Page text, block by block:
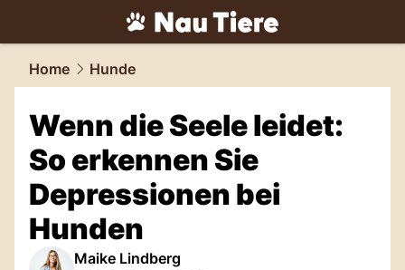
tiere.NAU.ch
Home Hunde
Wenn die Seele leidet:
So erkennen Sie
Depressionen bei
Hunden
Maike Lindberg